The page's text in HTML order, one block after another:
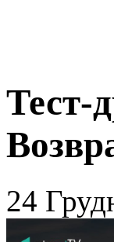
Тест-
24